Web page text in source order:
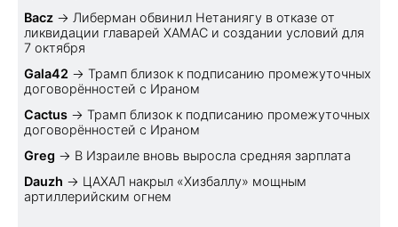
Bacz → Либерман обвинил Нетаниягу в отказе от
ликвидации главарей ХАМАС и создании условий для
7 октября
Gala42 → Трамп близок к подписанию промежуточных
договорённостей с Ираном
Cactus → Трамп близок к подписанию промежуточных
договорённостей с Ираном
Greg → В Израиле вновь выросла средняя зарплата
Dauzh → ЦАХАЛ накрыл «Хизбаллу» мощным
артиллерийским огнем